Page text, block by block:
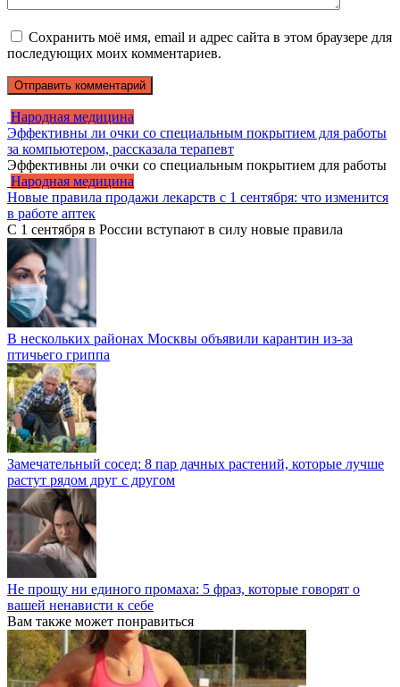
Сохранить моё имя, email и адрес сайта в этом браузере для
последующих моих комментариев.
Народная медицина
Эффективны ли очки со специальным покрытием для работы
за компьютером, рассказала терапевт
Эффективны ли очки со специальным покрытием для работы
Народная медицина
Новые правила продажи лекарств с 1 сентября: что изменится
в работе аптек
С 1 сентября в России вступают в силу новые правила
В нескольких районах Москвы объявили карантин из-за
птичьего гриппа
Замечательный сосед: 8 пар дачных растений, которые лучше
растут рядом друг с другом
Не прощу ни единого промаха: 5 фраз, которые говорят о
вашей ненависти к себе
Вам также может понравиться